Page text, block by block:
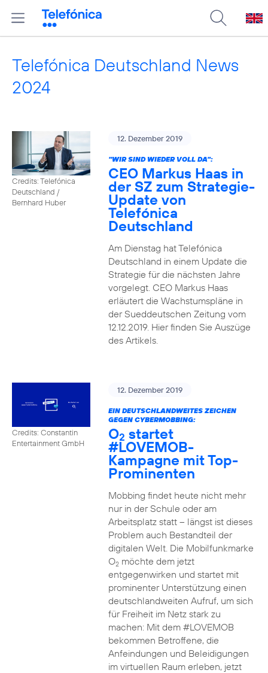
Telefónica Deutschland News
2024
Credits: Telefónica
Deutschland /
Bernhard Huber
12. Dezember 2019
"WIR SIND WIEDER VOLL DA":
CEO Markus Haas in
der SZ zum Strategie-
Update von
Telefónica
Deutschland
Am Dienstag hat Telefónica
Deutschland in einem Update die
Strategie für die nächsten Jahre
vorgelegt. CEO Markus Haas
erläutert die Wachstumspläne in
der Sueddeutschen Zeitung vom
12.12.2019. Hier finden Sie Auszüge
des Artikels.
Credits: Constantin
Entertainment GmbH
12. Dezember 2019
EIN DEUTSCHLANDWEITES ZEICHEN
GEGEN CYBERMOBBING:
O2 startet
#LOVEMOB-
Kampagne mit Top-
Prominenten
Mobbing findet heute nicht mehr
nur in der Schule oder am
Arbeitsplatz statt – längst ist dieses
Problem auch Bestandteil der
digitalen Welt. Die Mobilfunkmarke
O2möchte dem jetzt
entgegenwirken und startet mit
prominenter Unterstützung einen
deutschlandweiten Aufruf, um sich
für Freiheit im Netz stark zu
machen: Mit dem #LOVEMOB
bekommen Betroffene, die
Anfeindungen und Beleidigungen
im virtuellen Raum erleben, jetzt